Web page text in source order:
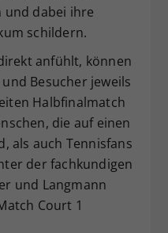
und dabei ihre
schildern.
anfühlt, können
Besucher jeweils
Halbfinalmatch
die auf einen
als auch Tennisfans
der fachkundigen
und Langmann
Court 1